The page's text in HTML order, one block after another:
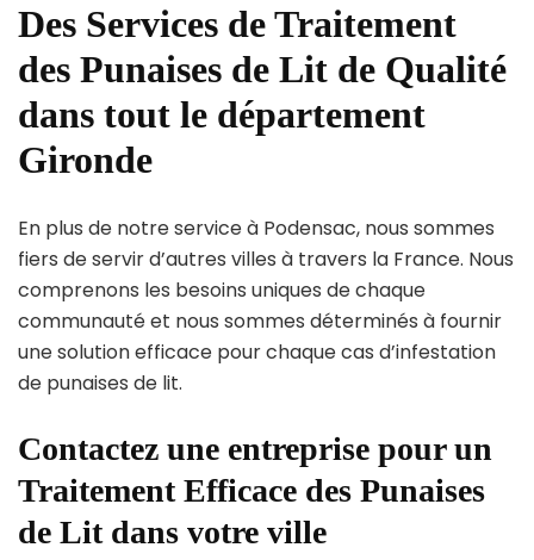
Des Services de Traitement
des Punaises de Lit de Qualité
dans tout le département
Gironde
En plus de notre service à Podensac, nous sommes
fiers de servir d’autres villes à travers la France. Nous
comprenons les besoins uniques de chaque
communauté et nous sommes déterminés à fournir
une solution efficace pour chaque cas d’infestation
de punaises de lit.
Contactez une entreprise pour un
Traitement Efficace des Punaises
de Lit dans votre ville